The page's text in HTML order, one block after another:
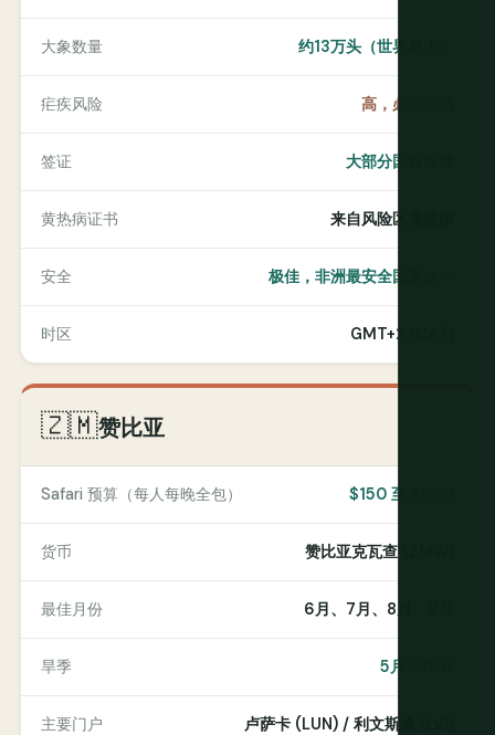
大象数量 约13万头（世界最大）
疟疾风险 高，必须预防
签证 大部分国籍免费
黄热病证书 来自风险区需提供
安全 极佳，非洲最安全国家之一
时区 GMT+2 (CAT)
🇿🇲赞比亚
Safari 预算（每人每晚全包） $150 至 $600
货币 赞比亚克瓦查 (ZMW)
最佳月份 6月、7月、8月、9月
旱季 5月至10月
主要门户 卢萨卡 (LUN) / 利文斯通 (LVI)